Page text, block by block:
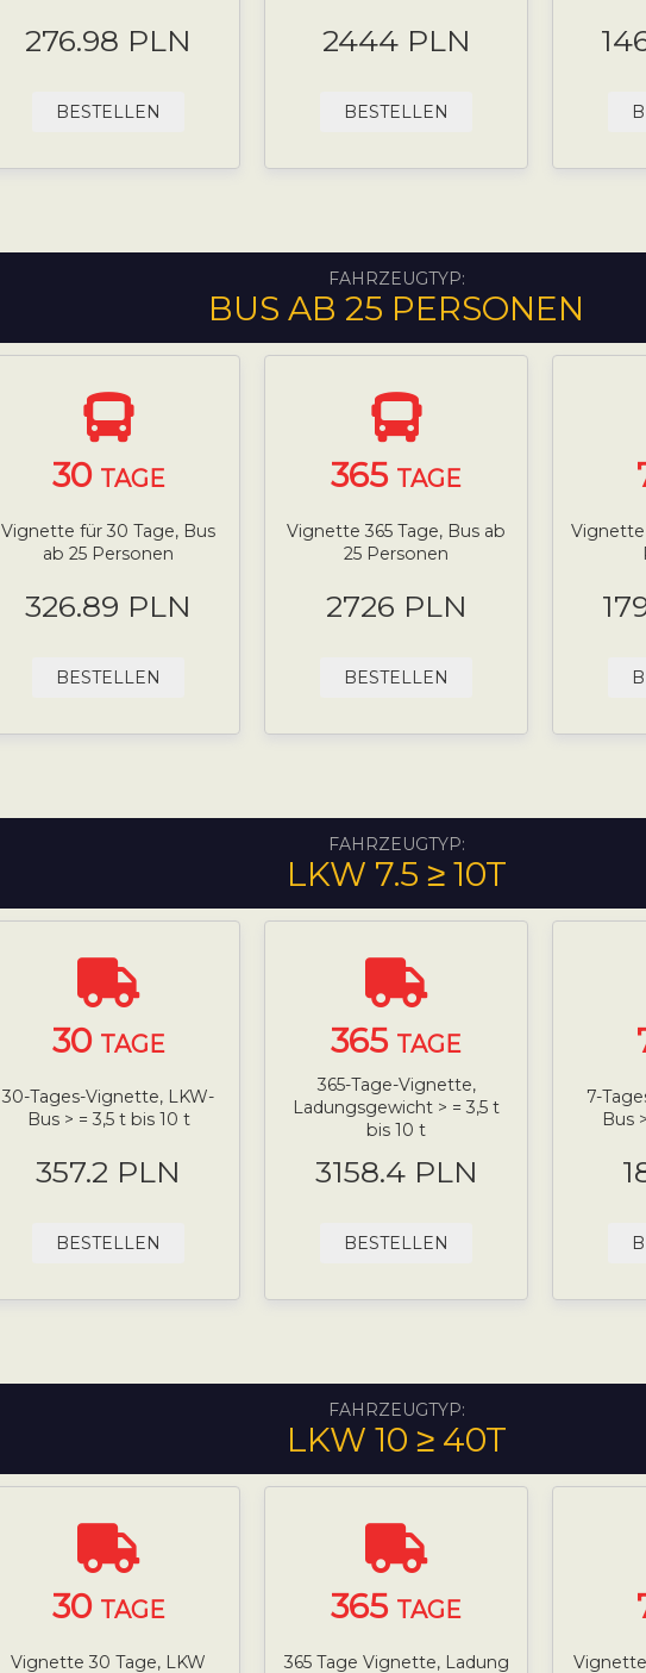
276.98 PLN
BESTELLEN
2444 PLN
BESTELLEN
FAHRZEUGTYP:
BUS AB 25 PERSONEN
30 TAGE
Vignette für 30 Tage, Bus
ab 25 Personen
326.89 PLN
BESTELLEN
365 TAGE
Vignette 365 Tage, Bus ab
25 Personen
2726 PLN
BESTELLEN
Vignette
FAHRZEUGTYP:
LKW 7.5 ≥ 10T
30 TAGE
30-Tages-Vignette, LKW-
Bus > = 3,5 t bis 10 t
357.2 PLN
BESTELLEN
365 TAGE
365-Tage-Vignette,
Ladungsgewicht > = 3,5 t
bis 10 t
3158.4 PLN
BESTELLEN
7-
Bus
FAHRZEUGTYP:
LKW 10 ≥ 40T
30 TAGE
Vignette 30 Tage, LKW
365 TAGE
365 Tage Vignette, Ladung